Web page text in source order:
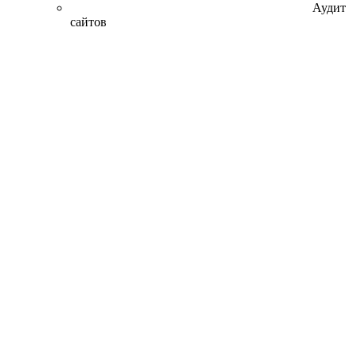
Аудит
сайтов